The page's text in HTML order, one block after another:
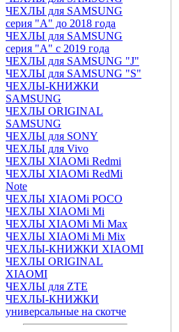
ЧЕХЛЫ для SAMSUNG
серия "A" до 2018 года
ЧЕХЛЫ для SAMSUNG
серия "A" с 2019 года
ЧЕХЛЫ для SAMSUNG "J"
ЧЕХЛЫ для SAMSUNG "S"
ЧЕХЛЫ-КНИЖКИ
SAMSUNG
ЧЕХЛЫ ORIGINAL
SAMSUNG
ЧЕХЛЫ для SONY
ЧЕХЛЫ для Vivo
ЧЕХЛЫ XIAOMi Redmi
ЧЕХЛЫ XIAOMi RedMi
Note
ЧЕХЛЫ XIAOMi POCO
ЧЕХЛЫ XIAOMi Mi
ЧЕХЛЫ XIAOMi Mi Max
ЧЕХЛЫ XIAOMi Mi Mix
ЧЕХЛЫ-КНИЖКИ XIAOMI
ЧЕХЛЫ ORIGINAL
XIAOMI
ЧЕХЛЫ для ZTE
ЧЕХЛЫ-КНИЖКИ
универсальные на скотче